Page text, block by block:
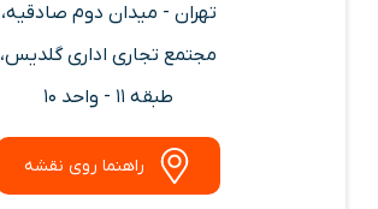
تهران - میدان دوم صادقیه،
مجتمع تجاری اداری گلدیس،
طبقه 11 - واحد 10
راهنما روی نقشه